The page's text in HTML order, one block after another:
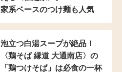
家系ベースのつけ麺も人気
泡立つ白湯スープが絶品！
〈鶏そば 縁道 大通南店〉の
「鶏つけそば」は必食の一杯